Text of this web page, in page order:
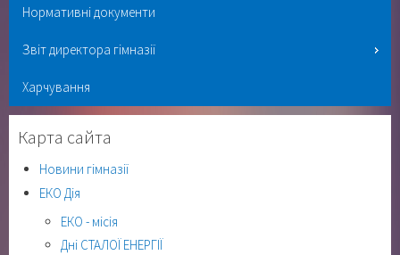
Нормативні документи
Звіт директора гімназії
Харчування
Карта сайта
Новини гімназії
ЕКО Дія
ЕКО - місія
Дні СТАЛОЇ ЕНЕРГІЇ